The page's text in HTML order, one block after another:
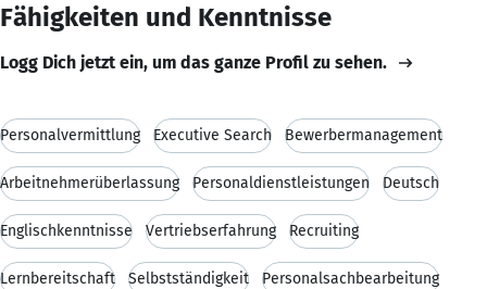
Fähigkeiten und Kenntnisse
Logg Dich jetzt ein, um das ganze Profil zu sehen.
Personalvermittlung Executive Search Bewerbermanagement
Arbeitnehmerüberlassung Personaldienstleistungen Deutsch
Englischkenntnisse Vertriebserfahrung Recruiting
Lernbereitschaft Selbstständigkeit Personalsachbearbeitung